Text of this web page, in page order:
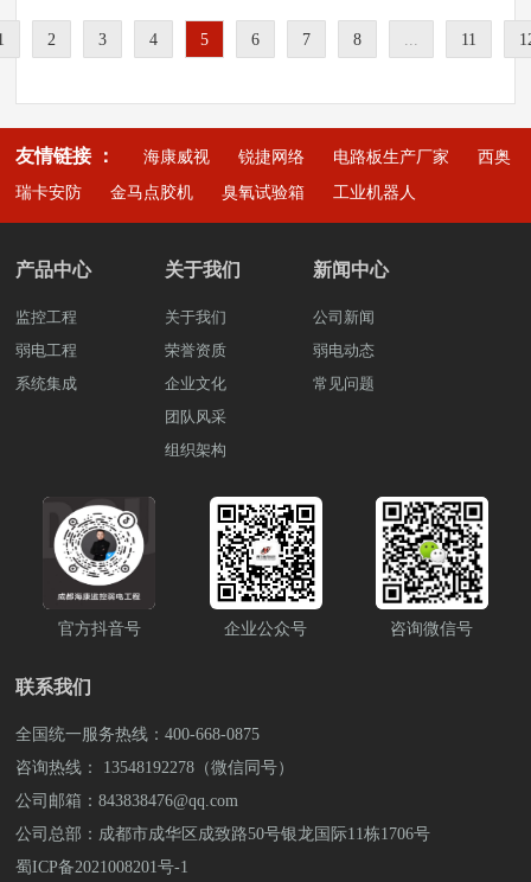
信设施。 老旧小区通信线路改造还需要
考虑到设施的智能化。随着智能家居和物
能设备。因此，在通信线路改造中，需要
增加智能化设施，如智能门禁、智能照明
等，提高居民的生活品质。 总之，老旧
都具有极大的意义。通过通信线路改造，
可以提高居民的生活品质，促进城市的发
2 3 4 5 6 7 8 11
友情链接 ： 海康威视 锐捷网络 电路板生产厂家
西奥
瑞卡安防
金马点胶机 臭氧试验箱 工业机器人
产品中心
监控工程
弱电工程
系统集成
关于我们
关于我们
荣誉资质
企业文化
团队风采
组织架构
新闻中心
公司新闻
弱电动态
常见问题
官方抖音号 企业公众号 咨询微信号
联系我们
全国统一服务热线：400-668-0875
咨询热线： 13548192278（微信同号）
公司邮箱：843838476@qq.com
公司总部：成都市成华区成致路50号银龙国际11栋1706号
蜀ICP备2021008201号-1